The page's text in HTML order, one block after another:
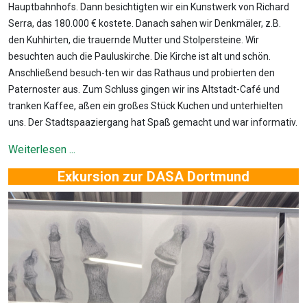
Hauptbahnhofs. Dann besichtigten wir ein Kunstwerk von Richard
Serra, das 180.000 € kostete. Danach sahen wir Denkmäler, z.B.
den Kuhhirten, die trauernde Mutter und Stolpersteine. Wir
besuchten auch die Pauluskirche. Die Kirche ist alt und schön.
Anschließend besuch-ten wir das Rathaus und probierten den
Paternoster aus. Zum Schluss gingen wir ins Altstadt-Café und
tranken Kaffee, aßen ein großes Stück Kuchen und unterhielten
uns. Der Stadtspaaziergang hat Spaß gemacht und war informativ.
Weiterlesen ...
Exkursion zur DASA Dortmund